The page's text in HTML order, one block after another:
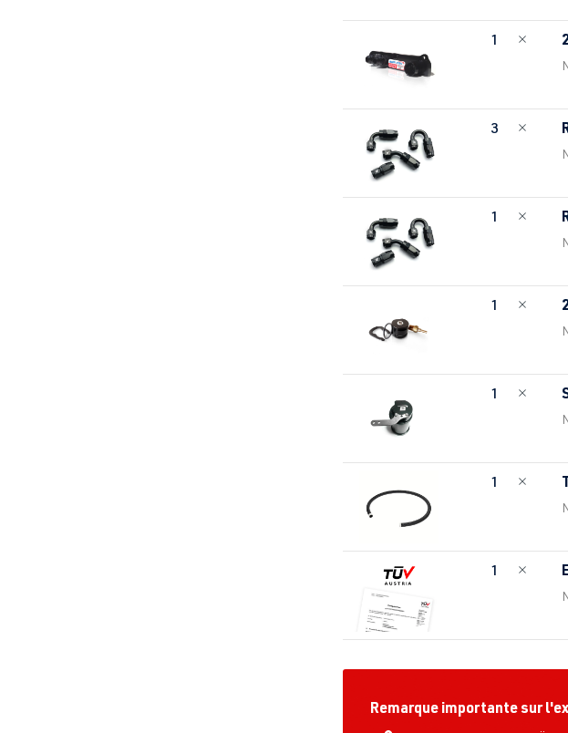
1
3
1
1
1
1
1
Remarque importante sur